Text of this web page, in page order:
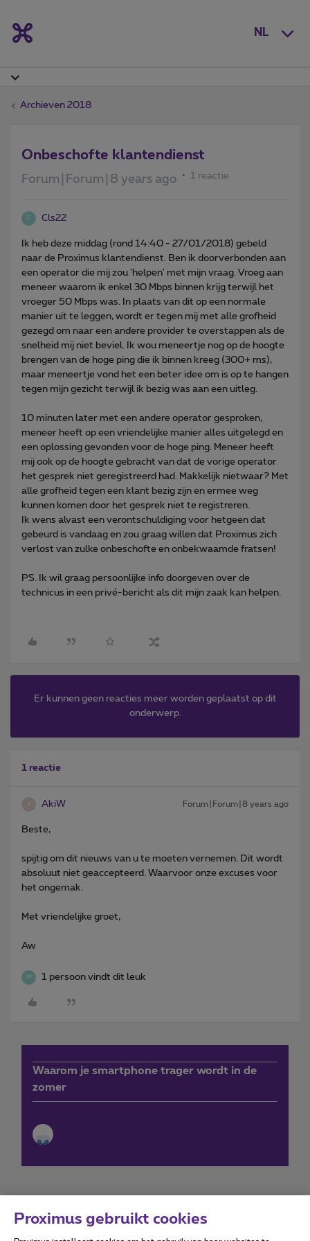
NL
Archieven 2018
Onbeschofte klantendienst
Forum|Forum|8 years ago 1 reactie
C Cls22
Ik heb deze middag (rond 14:40 - 27/01/2018) gebeld
naar de Proximus klantendienst. Ben ik doorverbonden aan
een operator die mij zou 'helpen' met mijn vraag. Vroeg aan
meneer waarom ik enkel 30 Mbps binnen krijg terwijl het
vroeger 50 Mbps was. In plaats van dit op een normale
manier uit te leggen, wordt er tegen mij met alle grofheid
gezegd om naar een andere provider te overstappen als de
snelheid mij niet beviel. Ik wou meneertje nog op de hoogte
brengen van de hoge ping die ik binnen kreeg (300+ ms),
maar meneertje vond het een beter idee om is op te hangen
tegen mijn gezicht terwijl ik bezig was aan een uitleg.
10 minuten later met een andere operator gesproken,
meneer heeft op een vriendelijke manier alles uitgelegd en
een oplossing gevonden voor de hoge ping. Meneer heeft
mij ook op de hoogte gebracht van dat de vorige operator
het gesprek niet geregistreerd had. Makkelijk nietwaar? Met
alle grofheid tegen een klant bezig zijn en ermee weg
kunnen komen door het gesprek niet te registreren.
Ik wens alvast een verontschuldiging voor hetgeen dat
gebeurd is vandaag en zou graag willen dat Proximus zich
verlost van zulke onbeschofte en onbekwaamde fratsen!
PS. Ik wil graag persoonlijke info doorgeven over de
technicus in een privé-bericht als dit mijn zaak kan helpen.
Er kunnen geen reacties meer worden geplaatst op dit
onderwerp.
1 reactie
AkiW Forum|Forum|8 years ago
Beste,
spijtig om dit nieuws van u te moeten vernemen. Dit wordt
absoluut niet geaccepteerd. Waarvoor onze excuses voor
het ongemak.
Met vriendelijke groet,
Aw
W 1 persoon vindt dit leuk
Waarom je smartphone trager wordt in de
zomer
Proximus gebruikt cookies